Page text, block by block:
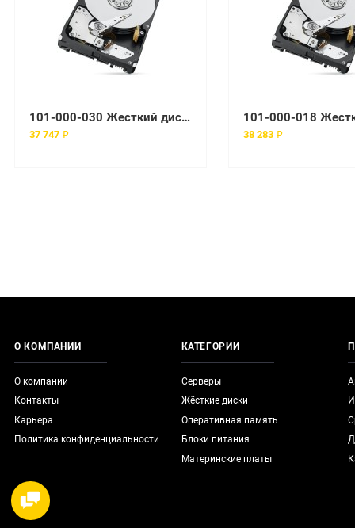
101-000-030 Жесткий диск EMC
37 747 ₽ 38 283 ₽
О КОМПАНИИ
О компании
Контакты
Карьера
Политика конфиденциальности
КАТЕГОРИИ
Серверы
Жёсткие диски
Оперативная память
Блоки питания
Материнские платы